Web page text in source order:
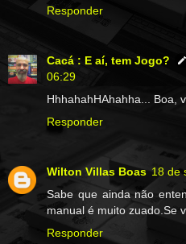
Responder
Cacá : E aí, tem Jogo?
06:29
HhhahahHAhahha... Boa,
Responder
Wilton Villas Boas 18 de
Sabe que ainda não
manual é muito zuado.Se
Responder